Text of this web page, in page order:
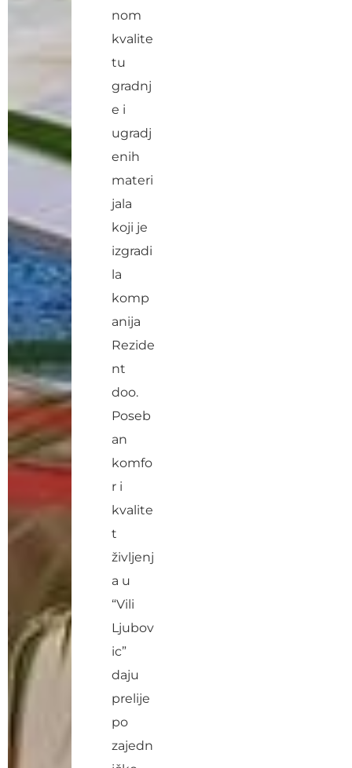
nom
kvalite
tu
gradnj
e i
ugradj
enih
materi
jala
koji je
izgradi
la
komp
anija
Rezide
nt
doo.
Poseb
an
komfo
r i
kvalite
t
življenj
a u
“Vili
Ljubov
ic”
daju
prelije
po
zajedn